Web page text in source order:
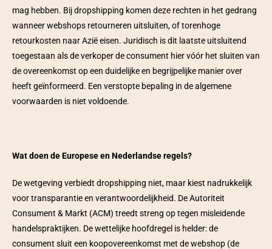
mag hebben. Bij dropshipping komen deze rechten in het gedrang
wanneer webshops retourneren uitsluiten, of torenhoge
retourkosten naar Azië eisen. Juridisch is dit laatste uitsluitend
toegestaan als de verkoper de consument hier vóór het sluiten van
de overeenkomst op een duidelijke en begrijpelijke manier over
heeft geïnformeerd. Een verstopte bepaling in de algemene
voorwaarden is niet voldoende.
Wat doen de Europese en Nederlandse regels?
De wetgeving verbiedt dropshipping niet, maar kiest nadrukkelijk
voor transparantie en verantwoordelijkheid. De Autoriteit
Consument & Markt (ACM) treedt streng op tegen misleidende
handelspraktijken. De wettelijke hoofdregel is helder: de
consument sluit een koopovereenkomst met de webshop (de